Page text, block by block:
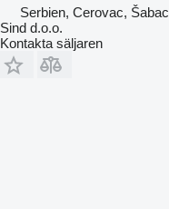
Serbien, Cerovac, Šabac
Sind d.o.o.
Kontakta säljaren